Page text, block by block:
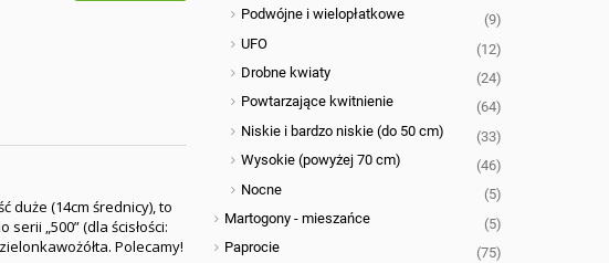
duże (14cm średnicy), to
„500” (dla ścisłości:
Polecamy!
Podwójne i wielopłatkowe
(9)
UFO
(12)
Drobne kwiaty
(24)
Powtarzające kwitnienie
(64)
Niskie i bardzo niskie (do 50 cm)
(33)
Wysokie (powyżej 70 cm)
(46)
Nocne
(5)
Martogony - mieszańce
(5)
Paprocie
(75)